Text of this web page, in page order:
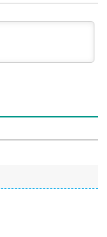
пациент
из
водно-